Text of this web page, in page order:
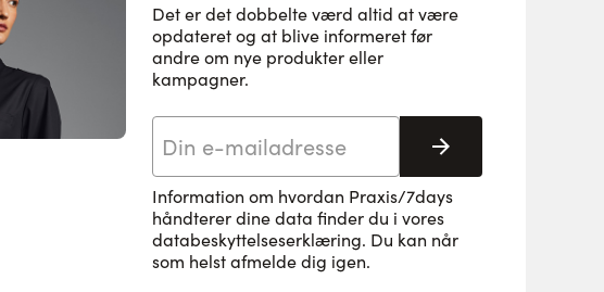
Det er det dobbelte værd altid at være
opdateret og at blive informeret før
andre om nye produkter eller
kampagner.
Tilmeld her
Information om hvordan Praxis/7days
håndterer dine data finder du i vores
databeskyttelseserklæring. Du kan når
som helst afmelde dig igen.